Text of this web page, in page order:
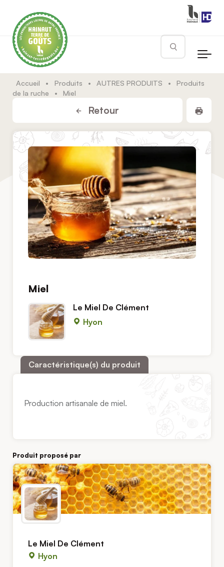
Rechercher
Accueil • Produits • AUTRES PRODUITS •
Produits
de la ruche
• Miel
Retour
Miel
Le Miel De Clément
Hyon
Caractéristique(s) du produit
Production artisanale de miel.
Produit proposé par
Le Miel De Clément
Hyon